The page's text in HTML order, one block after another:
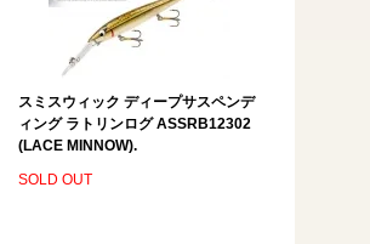
スミスウィック ディープサスペンデ
ィング ラトリンログ ASSRB12302
(LACE MINNOW).
SOLD OUT